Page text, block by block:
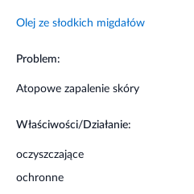
Olej ze słodkich migdałów
Problem:
Atopowe zapalenie skóry
Właściwości/Działanie:
oczyszczające
ochronne